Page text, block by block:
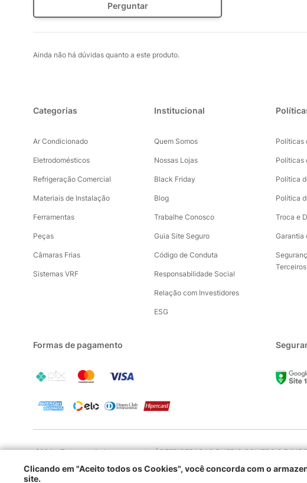
Perguntar
Ainda não há dúvidas quanto a este produto.
Categorias
Ar Condicionado
Eletrodomésticos
Refrigeração Comercial
Materiais de Instalação
Ferramentas
Peças
Câmaras Frias
Sistemas VRF
Institucional
Quem Somos
Nossas Lojas
Black Friday
Blog
Trabalhe Conosco
Guia Site Seguro
Código de Conduta
Responsabilidade Social
Relação com Investidores
ESG
Políticas
Políticas
Política
Política
Troca e
Garantia
Terceiros
Formas de pagamento
2024 - Todos os direitos reservados | REFRIGERACAO DUFRIO COMERCIO E
Clicando em "Aceito todos os Cookies", você concorda com o
site.